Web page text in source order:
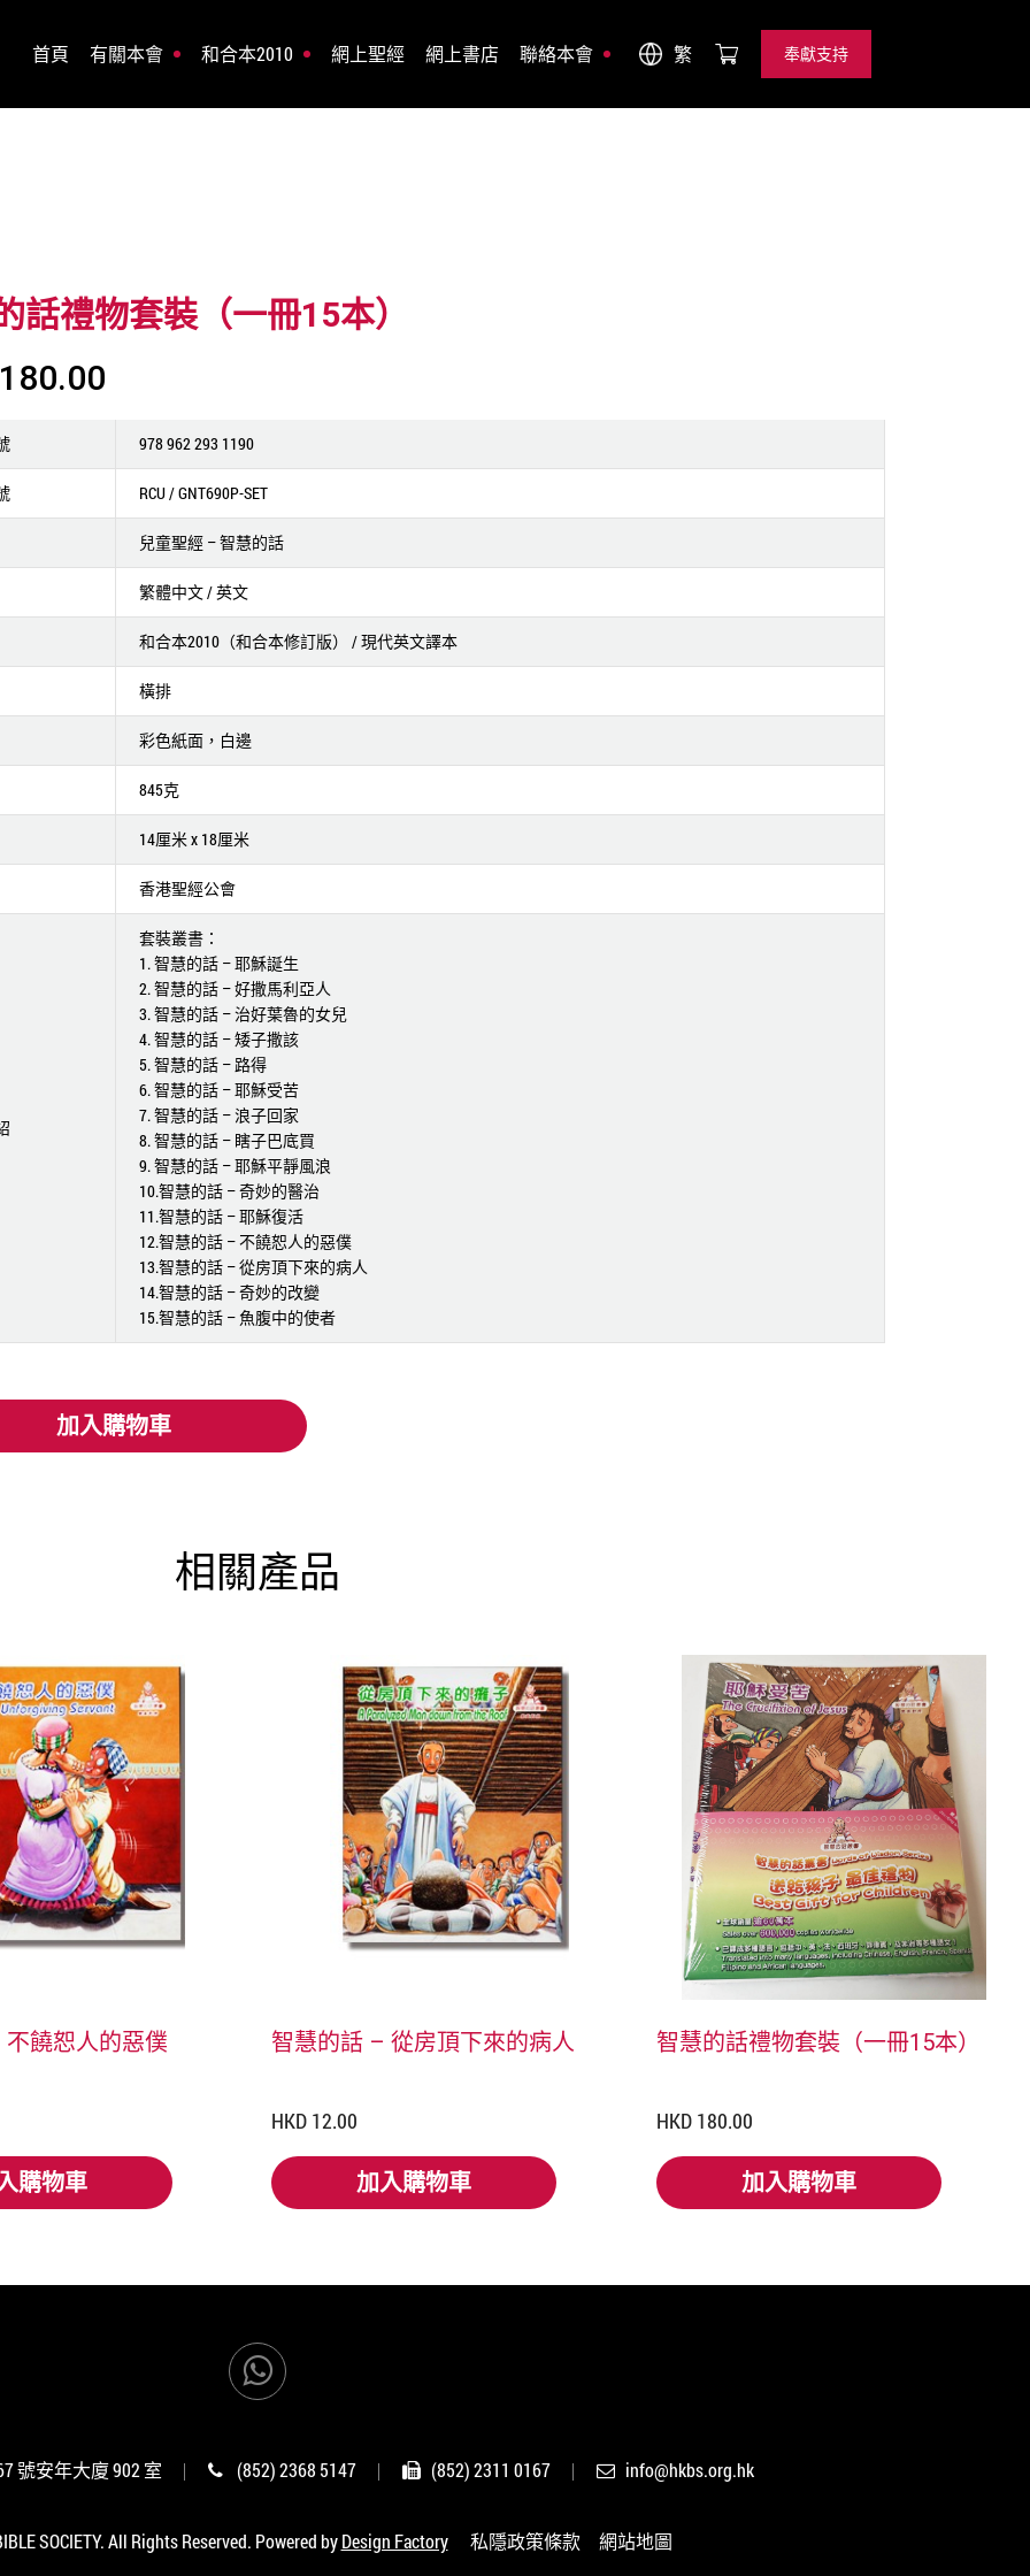
首頁 有關本會 和合本2010 網上聖經 網上書店 聯絡本會 繁
奉獻支持
奉獻支持
話禮物套裝（一冊15本）
978 962 293 1190
RCU / GNT690P-SET
兒童聖經 – 智慧的話
繁體中文 / 英文
和合本2010（和合本修訂版） / 現代英文譯本
橫排
彩色紙面，白邊
845克
14厘米 x 18厘米
香港聖經公會
套裝叢書：
1. 智慧的話 – 耶穌誕生
2. 智慧的話 – 好撒馬利亞人
3. 智慧的話 – 治好葉魯的女兒
4. 智慧的話 – 矮子撒該
5. 智慧的話 – 路得
6. 智慧的話 – 耶穌受苦
7. 智慧的話 – 浪子回家
8. 智慧的話 – 瞎子巴底買
9. 智慧的話 – 耶穌平靜風浪
10.智慧的話 – 奇妙的醫治
11.智慧的話 – 耶穌復活
12.智慧的話 – 不饒恕人的惡僕
13.智慧的話 – 從房頂下來的病人
14.智慧的話 – 奇妙的改變
15.智慧的話 – 魚腹中的使者
加入購物車
加入購物車
相關產品
饒恕人的惡僕
購物車
購物車
智慧的話 – 從房頂下來的病人
HKD 12.00
加入購物車
加入購物車
智慧的話禮物套裝（一冊15本）
HKD 180.00
加入購物車
加入購物車
號安年大廈 902 室 (852) 2368 5147 (852) 2311 0167 info@hkbs.org.hk
SOCIETY. All Rights Reserved. Powered byDesign Factory 私隱政策條款 網站地圖